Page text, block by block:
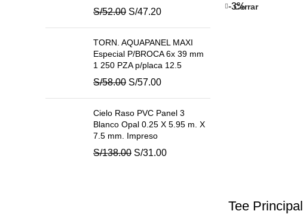
S/52.00 El
original
era:
S/52.00.
S/47.20El
actual
es:
S/47.20.
TORN. AQUAPANEL MAXI
Especial P/BROCA 6x 39 mm
1 250 PZA p/placa 12.5
S/58.00 El
original
era:
S/58.00.
S/57.00El
actual
es:
Cielo Raso PVC Panel 3
Blanco Opal 0.25 X 5.95 m. X
7.5 mm. Impreso
S/138.00 El
S/31.00El
-3%
Cerrar
Tee